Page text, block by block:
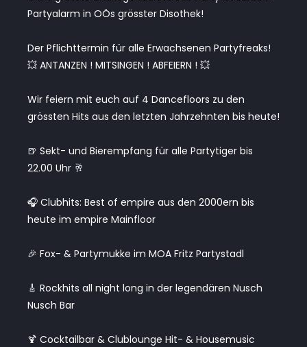
Partyalarm in OÖs grösster Disothek!
Der Pflichttermin für alle Erwachsenen Partyfreaks!
💥 ANTANZEN ! MITSINGEN ! ABFEIERN ! 💥
Wir feiern mit euch auf 4 Dancefloors zu den
grössten Hits aus den letzten Jahrzehnten bis heute!
🍺 Sekt- und Bierempfang für alle Partytiger bis
22.00 Uhr 🥂
🎧 Clubhits: Best of empire aus den 2000ern bis
heute im empire Mainfloor
🎉 Fox- & Partymukke im MOA Fritz Partystadl
🎸 Rockhits all night long in der legendären Nusch
Nusch Bar
🍹 Cocktailbar & Clublounge Hit- & Housemusic